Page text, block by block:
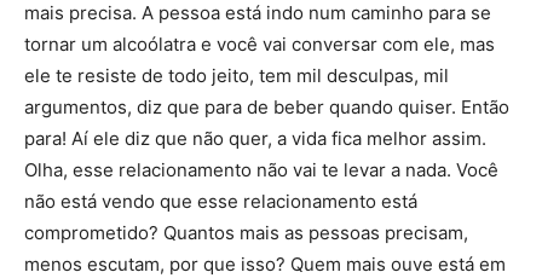
mais precisa. A pessoa está indo num caminho para se
tornar um alcoólatra e você vai conversar com ele, mas
ele te resiste de todo jeito, tem mil desculpas, mil
argumentos, diz que para de beber quando quiser. Então
para! Aí ele diz que não quer, a vida fica melhor assim.
Olha, esse relacionamento não vai te levar a nada. Você
não está vendo que esse relacionamento está
comprometido? Quantos mais as pessoas precisam,
menos escutam, por que isso? Quem mais ouve está em